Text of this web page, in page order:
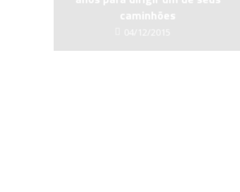
caminhões